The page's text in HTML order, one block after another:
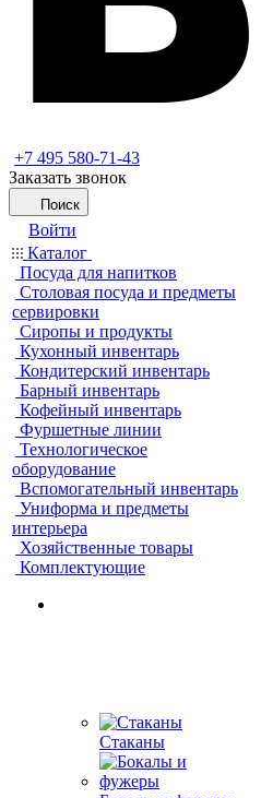
+7 495 580-71-43
Заказать звонок
Поиск
Войти
Каталог
Посуда для напитков
Столовая посуда и предметы
сервировки
Сиропы и продукты
Кухонный инвентарь
Кондитерский инвентарь
Барный инвентарь
Кофейный инвентарь
Фуршетные линии
Технологическое
оборудование
Вспомогательный инвентарь
Униформа и предметы
интерьера
Хозяйственные товары
Комплектующие
Стаканы